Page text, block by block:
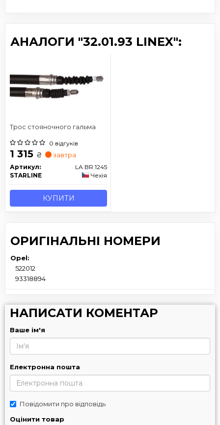
АНАЛОГИ "32.01.93 LINEX":
Трос стояночного гальма
0 відгуків
1 315 ₴ завтра
Артикул:
LA BR.1245
STARLINE
Чехія
КУПИТИ
ОРИГІНАЛЬНІ НОМЕРИ
Opel:
522012
93318894
НАПИСАТИ КОМЕНТАР
Ваше ім'я
Електронна пошта
Повідомити про відповідь
Оцінити товар